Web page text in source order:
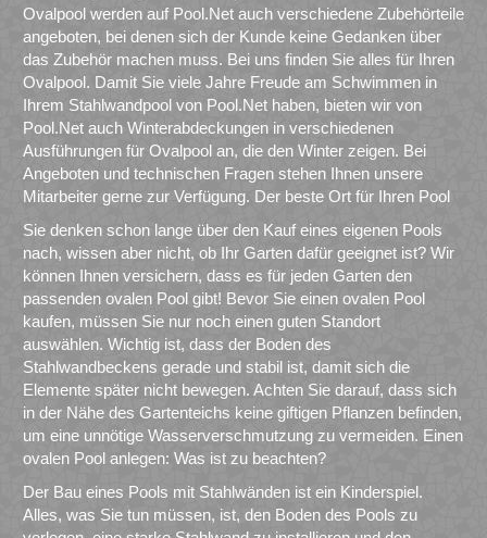
Ovalpool werden auf Pool.Net auch verschiedene Zubehörteile
angeboten, bei denen sich der Kunde keine Gedanken über
das Zubehör machen muss. Bei uns finden Sie alles für Ihren
Ovalpool. Damit Sie viele Jahre Freude am Schwimmen in
Ihrem Stahlwandpool von Pool.Net haben, bieten wir von
Pool.Net auch Winterabdeckungen in verschiedenen
Ausführungen für Ovalpool an, die den Winter zeigen. Bei
Angeboten und technischen Fragen stehen Ihnen unsere
Mitarbeiter gerne zur Verfügung. Der beste Ort für Ihren Pool
Sie denken schon lange über den Kauf eines eigenen Pools
nach, wissen aber nicht, ob Ihr Garten dafür geeignet ist? Wir
können Ihnen versichern, dass es für jeden Garten den
passenden ovalen Pool gibt! Bevor Sie einen ovalen Pool
kaufen, müssen Sie nur noch einen guten Standort
auswählen. Wichtig ist, dass der Boden des
Stahlwandbeckens gerade und stabil ist, damit sich die
Elemente später nicht bewegen. Achten Sie darauf, dass sich
in der Nähe des Gartenteichs keine giftigen Pflanzen befinden,
um eine unnötige Wasserverschmutzung zu vermeiden. Einen
ovalen Pool anlegen: Was ist zu beachten?
Der Bau eines Pools mit Stahlwänden ist ein Kinderspiel.
Alles, was Sie tun müssen, ist, den Boden des Pools zu